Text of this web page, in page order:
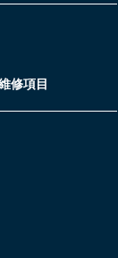
修項目